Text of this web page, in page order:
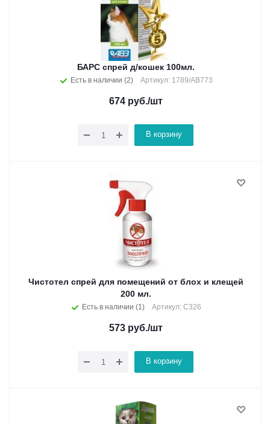
БАРС спрей д/кошек 100мл.
Есть в наличии (2) Артикул: 1789/АВ773
674руб./шт
В корзину
Чистотел спрей для помещений от блох и клещей
200 мл.
Есть в наличии (1) Артикул: С326
573руб./шт
В корзину